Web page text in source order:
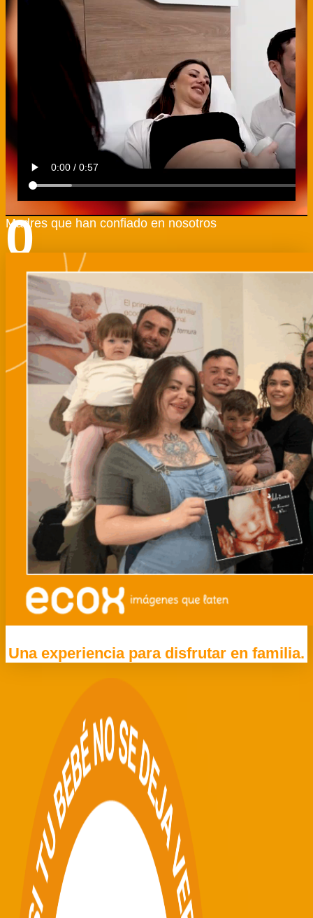
Madres que han confiado en nosotros
0
Una experiencia para disfrutar en familia.